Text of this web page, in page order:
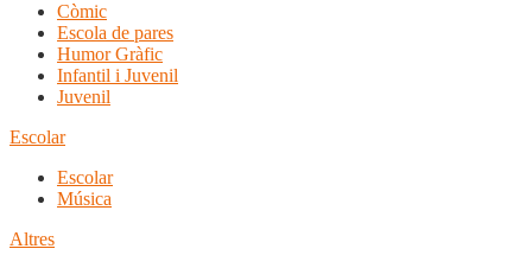
Còmic
Escola de pares
Humor Gràfic
Infantil i Juvenil
Juvenil
Escolar
Escolar
Música
Altres